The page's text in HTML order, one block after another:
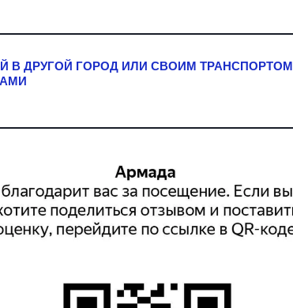
В ДРУГОЙ ГОРОД ИЛИ СВОИМ ТРАНСПОРТОМ